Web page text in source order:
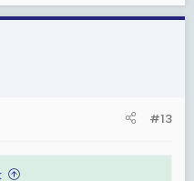
mwendo wa
walioudhika ni
#13